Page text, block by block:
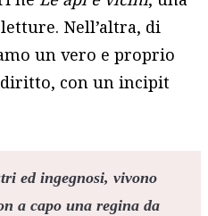
Nell’altra, di
un vero e proprio
con un incipit
ed ingegnosi, vivono
a capo una regina da